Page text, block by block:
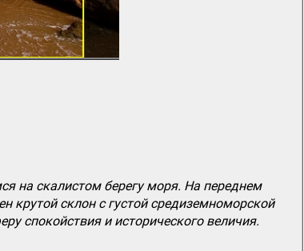
на скалистом берегу моря. На переднем
склон с густой средиземноморской
спокойствия и исторического величия.